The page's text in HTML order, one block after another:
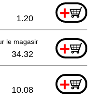
+
1.20
le magasin +
34.32
+
10.08